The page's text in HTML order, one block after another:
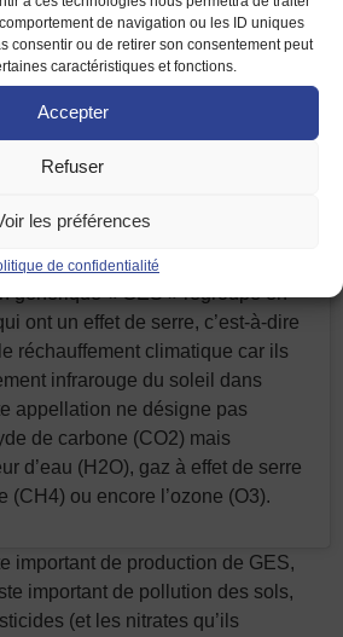
de navigation ou les ID uniques
consentir ou de retirer son consentement peut
caractéristiques et fonctions.
Accepter
Refuser
les préférences
de confidentialité
générique « GES » regroupe en
ont un effet de serre, c’est-à-dire
réchauffement climatique car ils
infrarouge du soleil dans
appellation ne désigne pas
de carbone (CO2) mais
d’eau (H2O), gaz à effet de serre
(CH4) ou encore l’ozone (O3).
important de production de GES,
important de pollution des sols,
(et les nitrates qu’ils